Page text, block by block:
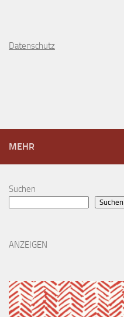
Datenschutz
MEHR
Suchen
Suchen
ANZEIGEN